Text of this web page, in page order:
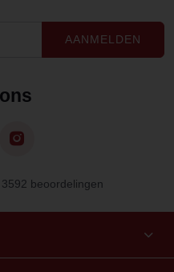
AANMELDEN
3592 beoordelingen